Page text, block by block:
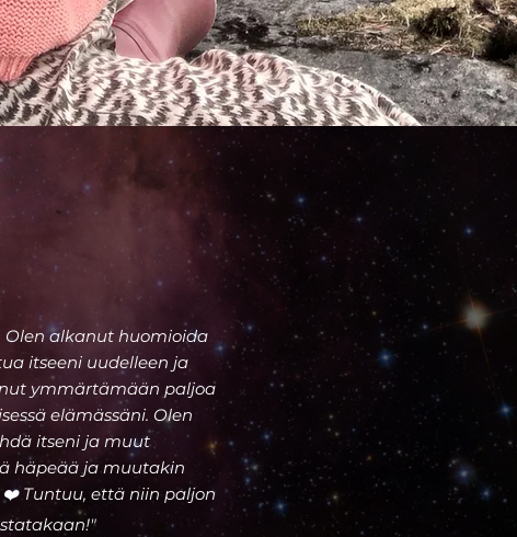
alkanut huomioida
itseeni uudelleen ja
ymmärtämään paljoa
elämässäni. Olen
itseni ja muut
häpeää ja muutakin
Tuntuu, että niin paljon